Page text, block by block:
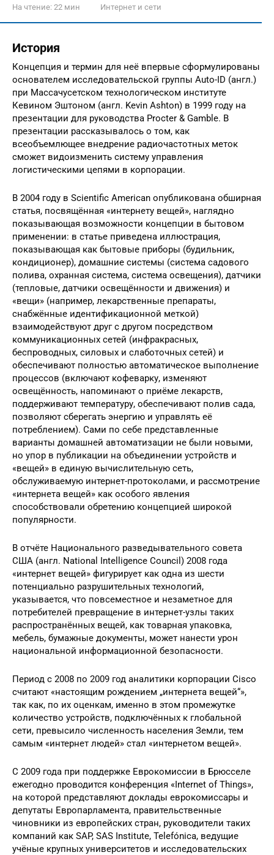
На чтение: 22 мин Интернет и сети
История
Концепция и термин для неё впервые сформулированы
основателем исследовательской группы Auto-ID (англ.)
при Массачусетском технологическом институте
Кевином Эштоном (англ. Kevin Ashton) в 1999 году на
презентации для руководства Procter & Gamble. В
презентации рассказывалось о том, как
всеобъемлющее внедрение радиочастотных меток
сможет видоизменить систему управления
логистическими цепями в корпорации.
В 2004 году в Scientific American опубликована обширная
статья, посвящённая «интернету вещей», наглядно
показывающая возможности концепции в бытовом
применении: в статье приведена иллюстрация,
показывающая как бытовые приборы (будильник,
кондиционер), домашние системы (система садового
полива, охранная система, система освещения), датчики
(тепловые, датчики освещённости и движения) и
«вещи» (например, лекарственные препараты,
снабжённые идентификационной меткой)
взаимодействуют друг с другом посредством
коммуникационных сетей (инфракрасных,
беспроводных, силовых и слаботочных сетей) и
обеспечивают полностью автоматическое выполнение
процессов (включают кофеварку, изменяют
освещённость, напоминают о приёме лекарств,
поддерживают температуру, обеспечивают полив сада,
позволяют сберегать энергию и управлять её
потреблением). Сами по себе представленные
варианты домашней автоматизации не были новыми,
но упор в публикации на объединении устройств и
«вещей» в единую вычислительную сеть,
обслуживаемую интернет-протоколами, и рассмотрение
«интернета вещей» как особого явления
способствовали обретению концепцией широкой
популярности.
В отчёте Национального разведывательного совета
США (англ. National Intelligence Council) 2008 года
«интернет вещей» фигурирует как одна из шести
потенциально разрушительных технологий,
указывается, что повсеместное и незаметное для
потребителей превращение в интернет-узлы таких
распространённых вещей, как товарная упаковка,
мебель, бумажные документы, может нанести урон
национальной информационной безопасности.
Период с 2008 по 2009 год аналитики корпорации Cisco
считают «настоящим рождением „интернета вещей“»,
так как, по их оценкам, именно в этом промежутке
количество устройств, подключённых к глобальной
сети, превысило численность населения Земли, тем
самым «интернет людей» стал «интернетом вещей».
С 2009 года при поддержке Еврокомиссии в Брюсселе
ежегодно проводится конференция «Internet of Things»,
на которой представляют доклады еврокомиссары и
депутаты Европарламента, правительственные
чиновники из европейских стран, руководители таких
компаний как SAP, SAS Institute, Telefónica, ведущие
учёные крупных университетов и исследовательских